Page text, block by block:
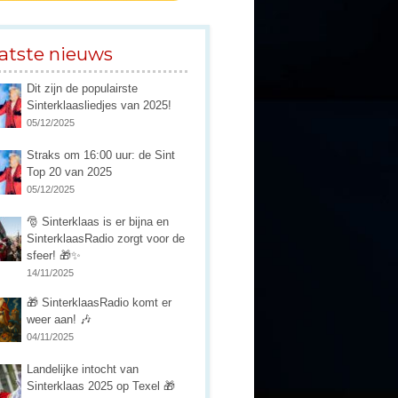
nieuws
Dit zijn de populairste
Sinterklaasliedjes van 2025!
05/12/2025
Straks om 16:00 uur: de Sint
Top 20 van 2025
05/12/2025
🎅 Sinterklaas is er bijna en
SinterklaasRadio zorgt voor de
sfeer! 🎁✨
14/11/2025
🎁 SinterklaasRadio komt er
weer aan! 🎶
04/11/2025
Landelijke intocht van
Sinterklaas 2025 op Texel 🎁